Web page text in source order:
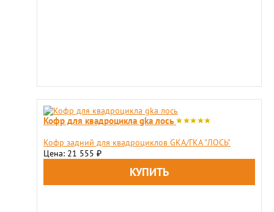
Кофр для квадроцикла gka лось
​Кофр задний для квадроциклов GKA/ГКА "ЛОСЬ"
Цена: 21 555 ₽